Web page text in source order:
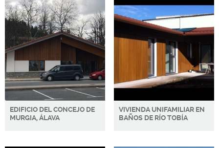
EDIFICIO DEL CONCEJO DE
MURGIA, ÁLAVA
VIVIENDA UNIFAMILIAR EN
BAÑOS DE RÍO TOBÍA